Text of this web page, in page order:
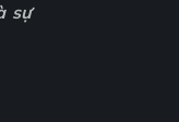
sự